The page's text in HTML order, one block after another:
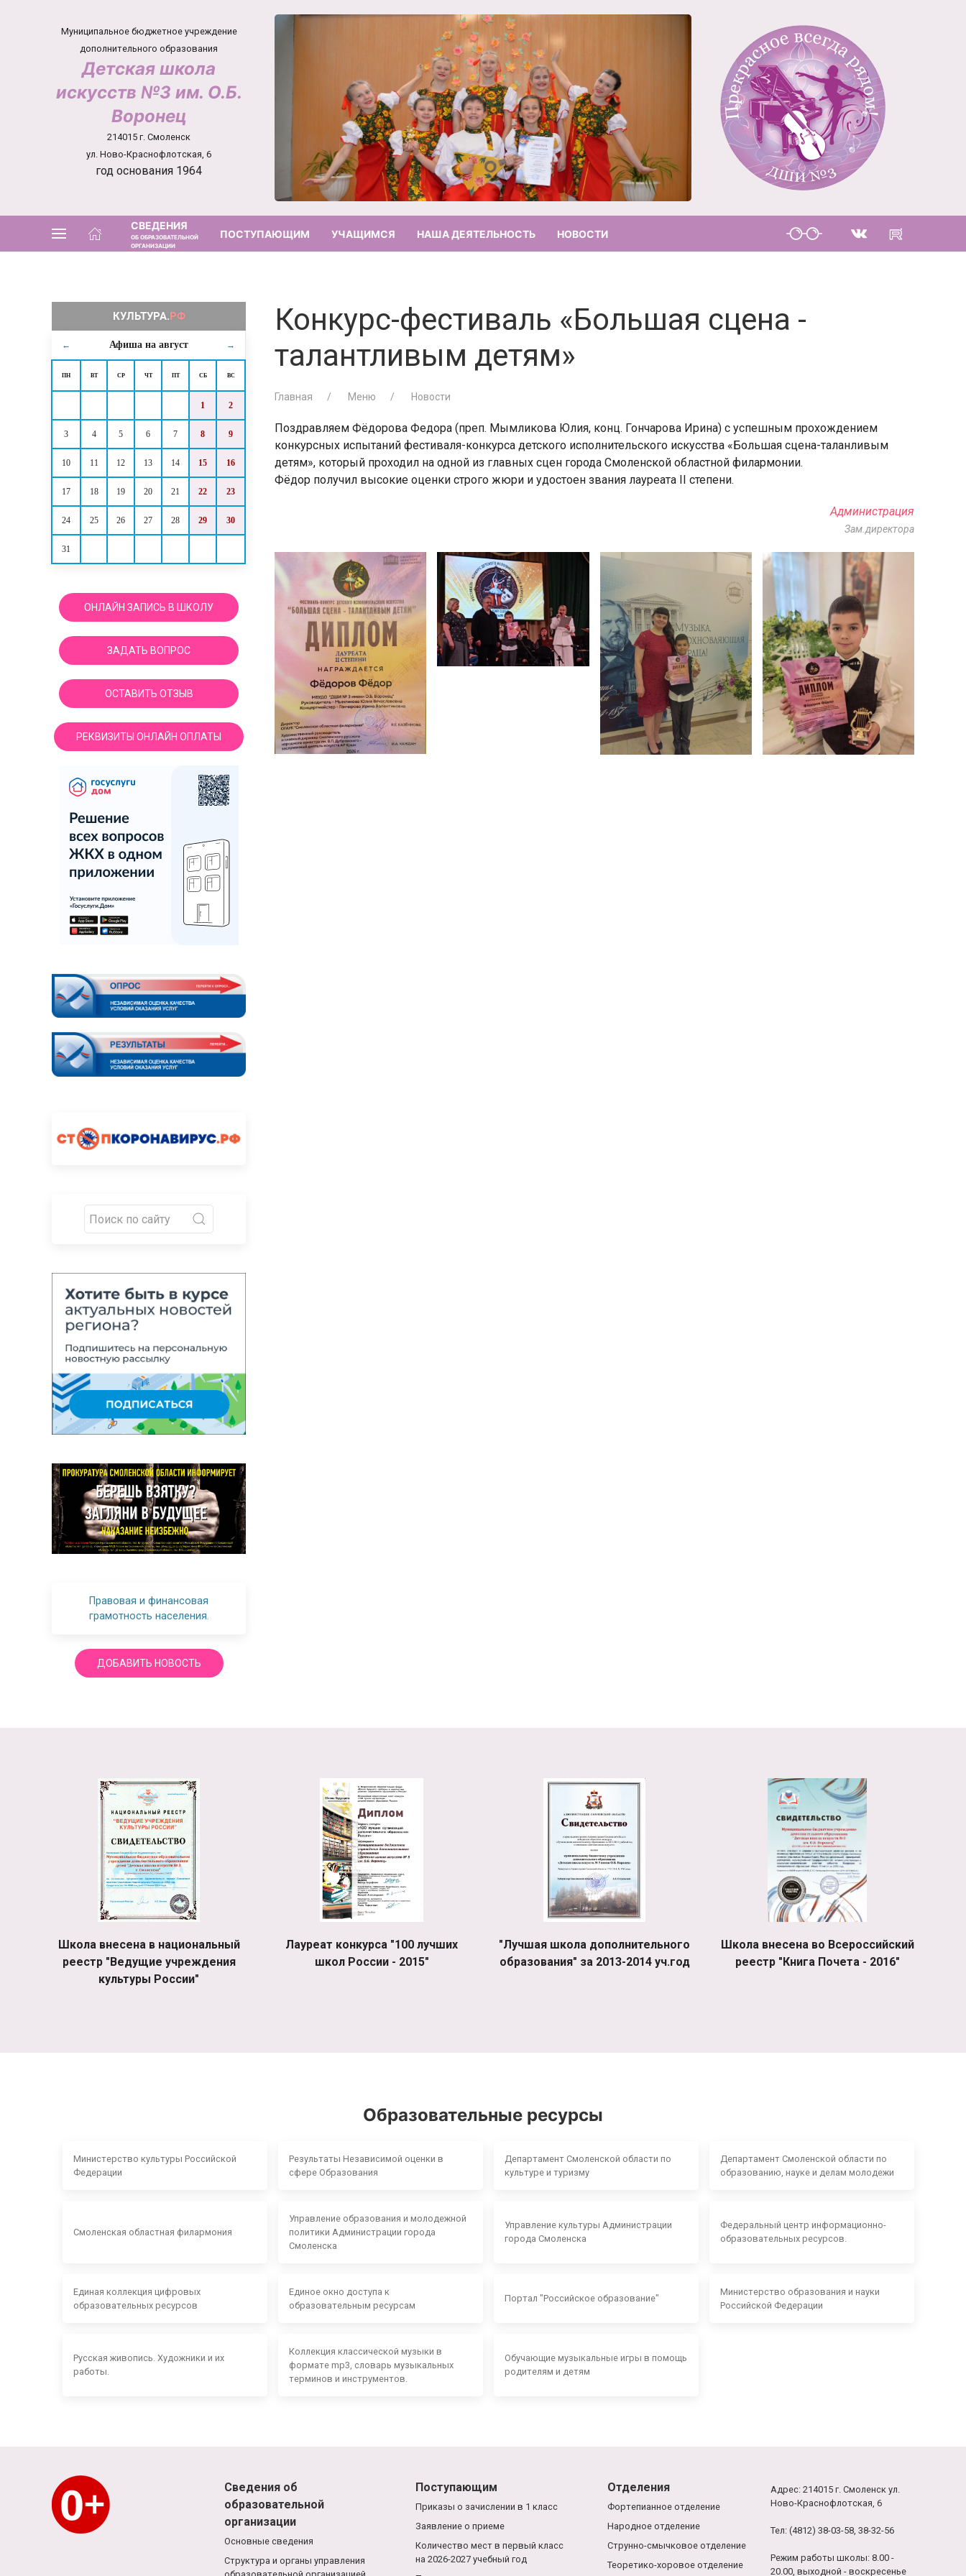
Муниципальное бюджетное учреждение
дополнительного образования
Детская школа
искусств №3 им. О.Б.
Воронец
214015 г. Смоленск
ул. Ново-Краснофлотская, 6
год основания 1964
СВЕДЕНИЯ
ОБ ОБРАЗОВАТЕЛЬНОЙ
ОРГАНИЗАЦИИ
ПОСТУПАЮЩИМ УЧАЩИМСЯ НАША ДЕЯТЕЛЬНОСТЬ НОВОСТИ
← Афиша на август →
ПН ВТ СР ЧТ ПТ СБ ВС
1 2
3 4 5 6 7 8 9
10 11 12 13 14 15 16
17 18 19 20 21 22 23
24 25 26 27 28 29 30
31
ОНЛАЙН ЗАПИСЬ В ШКОЛУ
ЗАДАТЬ ВОПРОС
ОСТАВИТЬ ОТЗЫВ
РЕКВИЗИТЫ ОНЛАЙН ОПЛАТЫ
Правовая и финансовая
грамотность населения.
ДОБАВИТЬ НОВОСТЬ
Конкурс-фестиваль «Большая сцена -
талантливым детям»
Главная Меню Новости
Поздравляем Фёдорова Федора (преп. Мымликова Юлия, конц. Гончарова Ирина) с успешным прохождением
конкурсных испытаний фестиваля-конкурса детского исполнительского искусства «Большая сцена-таланливым
детям», который проходил на одной из главных сцен города Смоленской областной филармонии.
Фёдор получил высокие оценки строго жюри и удостоен звания лауреата II степени.
Администрация
Зам.директора
Школа внесена в национальный
реестр "Ведущие учреждения
культуры России"
Лауреат конкурса "100 лучших
школ России - 2015"
"Лучшая школа дополнительного
образования" за 2013-2014 уч.год
Школа внесена во Всероссийский
реестр "Книга Почета - 2016"
Образовательные ресурсы
Министерство культуры Российской
Федерации
Результаты Независимой оценки в
сфере Образования
Департамент Смоленской области по
культуре и туризму
Департамент Смоленской области по
образованию, науке и делам молодежи
Смоленская областная филармония
Управление образования и молодежной
политики Администрации города
Смоленска
Управление культуры Администрации
города Смоленска
Федеральный центр информационно-
образовательных ресурсов.
Единая коллекция цифровых
образовательных ресурсов
Единое окно доступа к
образовательным ресурсам
Портал "Российское образование"
Министерство образования и науки
Российской Федерации
Русская живопись. Художники и их
работы.
Коллекция классической музыки в
формате mp3, словарь музыкальных
терминов и инструментов.
Обучающие музыкальные игры в помощь
родителям и детям
Сведения об
образовательной
организации
Основные сведения
Структура и органы управления
Поступающим
Приказы о зачислении в 1 класс
Заявление о приеме
Количество мест в первый класс
на 2026-2027 учебный год
Отделения
Фортепианное отделение
Народное отделение
Струнно-смычковое отделение
Теоретико-хоровое отделение
Адрес: 214015 г. Смоленск ул.
Ново-Краснофлотская, 6
Тел: (4812) 38-03-58, 38-32-56
Режим работы школы: 8.00 -
20.00, выходной - воскресенье